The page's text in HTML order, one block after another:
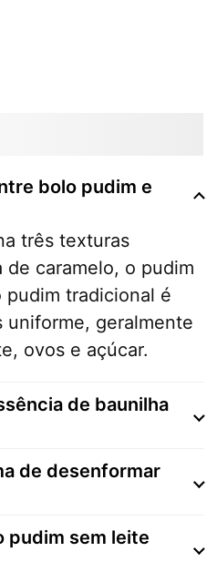
bolo pudim e
três texturas
de caramelo, o pudim
tradicional é
uniforme, geralmente
ovos e açúcar.
de baunilha
de desenformar
pudim sem leite